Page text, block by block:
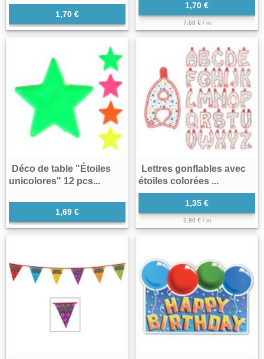
1,70 €
1,70 €
7,68 € / m
Déco de table "Étoiles
unicolores" 12 pcs...
1,69 €
Lettres gonflables avec
étoiles colorées ...
1,35 €
3,86 € / m